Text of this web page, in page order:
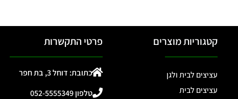
קטגוריות מוצרים
עציצים לבית ולגן
עציצים לבית
פרטי התקשרות
כתובת: דוחל 3, בת חפר
טלפון 052-5555349